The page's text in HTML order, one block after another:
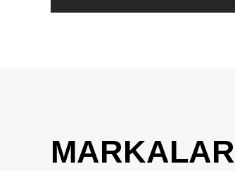
MARKALAR